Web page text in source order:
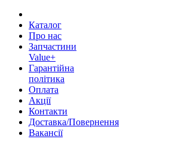
Каталог
Про нас
Запчастини
Value+
Гарантійна
політика
Оплата
Акції
Контакти
Доставка/Повернення
Вакансії